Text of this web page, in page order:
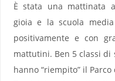
È stata una mattinata
gioia e la scuola
positivamente e con
mattutini. Ben 5 classi di
hanno “riempito” il